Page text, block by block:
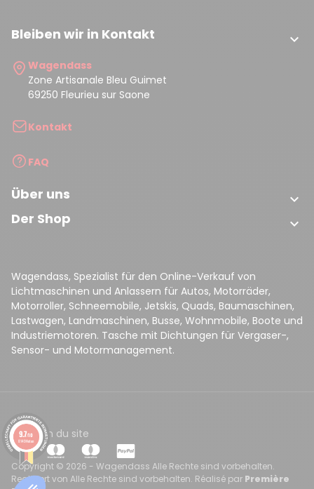
Bleiben wir in Kontakt 
Wagendass
Zone Artisanale Bleu Guimet
69250 Fleurieu sur Saone
Kontakt
FAQ
Über uns 
Der Shop 
Wagendass, Spezialist für den Online-Verkauf von
Lichtmaschinen und Anlassern für Autos, Motorräder,
Motorroller, Schneemobile, Jetskis, Quads, Baumaschinen,
Lastwagen, Landmaschinen, Busse, Wohnmobile, Boote und
Industriemotoren. Tasche mit Dichtungen für Vergaser-,
Sensor- und Motormanagement.
CGV Plan du site
Copyright © 2026 - Wagendass Alle Rechte sind vorbehalten.
Realisiert von Alle Rechte sind vorbehalten. Réalisé par Première
9.7/10
8149 Noten